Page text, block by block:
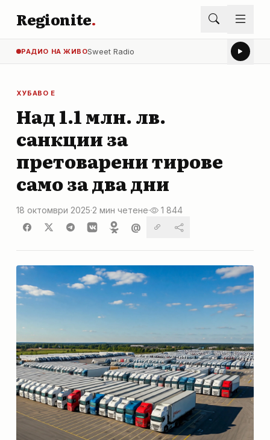
Regionite.
РАДИО НА ЖИВОSweet Radio
ХУБАВО Е
Над 1.1 млн. лв.
санкции за
претоварени тирове
само за два дни
18 октомври 2025·2 мин четене· 1 844
@